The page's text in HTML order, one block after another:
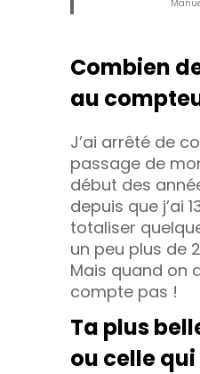
Combien
au
J’ai arrêté de
passage de
début des
depuis que j’ai
totaliser
un peu plus de
Mais quand on
compte pas !
Ta plus
ou celle qui